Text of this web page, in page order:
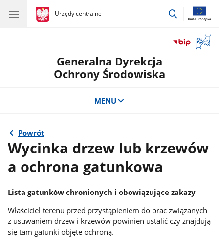
gov.pl
Urzędy centralne
gov.pl
Urzędy
przejdź
okno
Generalna Dyrekcja
Ochrony Środowiska
MENU
Powrót
Wycinka drzew lub krzewów
a ochrona gatunkowa
Lista gatunków chronionych i obowiązujące zakazy
Właściciel terenu przed przystąpieniem do prac związanych
z usuwaniem drzew i krzewów powinien ustalić czy znajdują
się tam gatunki objęte ochroną.